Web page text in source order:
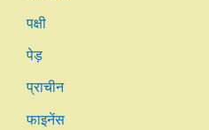
पक्षी
पेड़
प्राचीन
फाइनेंस